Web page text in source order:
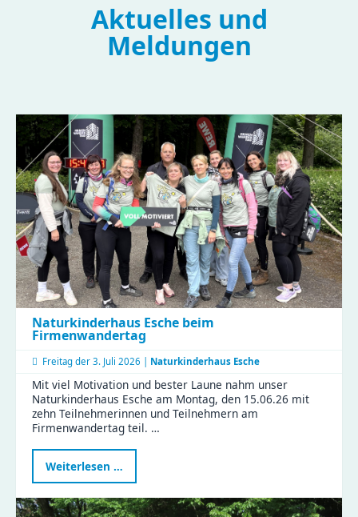
Aktuelles und
Meldungen
Naturkinderhaus Esche beim
Firmenwandertag
Freitag der 3. Juli 2026 | Naturkinderhaus Esche
Mit viel Motivation und bester Laune nahm unser
Naturkinderhaus Esche am Montag, den 15.06.26 mit
zehn Teilnehmerinnen und Teilnehmern am
Firmenwandertag teil. …
Weiterlesen …
Esche
beim
Firmenwandertag